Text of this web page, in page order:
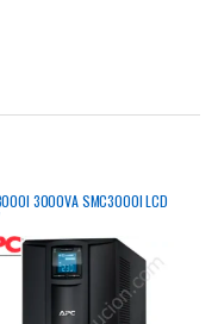
3000VA SMC3000I LCD